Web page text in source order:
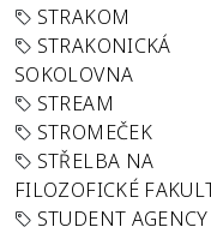
STRAKOM
STRAKONICKÁ
SOKOLOVNA
STREAM
STROMEČEK
STŘELBA NA
FILOZOFICKÉ
STUDENT AGENCY